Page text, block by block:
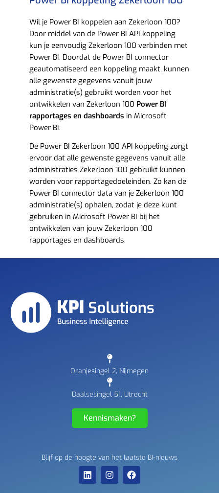
Wil je Power BI koppelen aan Zekerloon 100?
Door middel van de Power BI API koppeling
kun je eenvoudig Zekerloon 100 verbinden met
Power BI. Doordat de Power BI connector
geautomatiseerd een koppeling maakt, kunnen
alle gewenste gegevens vanuit jouw
administratie(s) gebruikt worden voor het
ontwikkelen van Zekerloon 100 Power BI
rapportages en dashboards in Microsoft
Power BI.
De Power BI Zekerloon 100 API koppeling zorgt
ervoor dat alle gewenste gegevens vanuit alle
administraties Zekerloon 100 gebruikt kunnen
worden voor rapportagedoeleinden. Zo kan de
Power BI connector data van je Zekerloon 100
administratie(s) ophalen, zodat je deze kunt
gebruiken in Microsoft Power BI bij het
ontwikkelen van jouw Zekerloon 100
rapportages en dashboards.
Oranjesingel 2, Nijmegen
Daalsesingel 51, Utrecht
Kennismaken?
Blijf op de hoogte van het laatste BI-nieuws